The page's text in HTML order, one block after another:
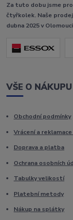
Za tuto dobu jsme
čtyřkolek. Naše
dubna 2025 v
VŠE O NÁKUPU
Obchodní podmínky
Vrácení a
Doprava a platba
Ochrana osobních
Tabulky velikostí
Platební metody
Nákup na splátky